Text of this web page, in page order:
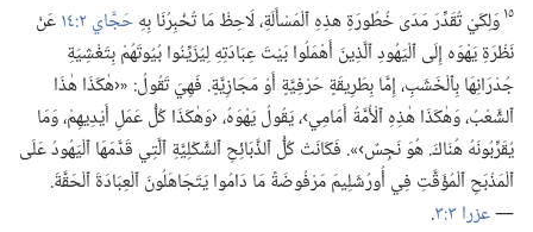
١٥وَلِكَيْ تُقَدِّرَ مَدَى خُطُورَةِ هذِهِ ٱلْمَسْأَلَةِ،‏ لَاحِظْ مَا تُخْبِرُنَا بِهِحَجَّاي ٢:‏١٤
عَنْ
نَظْرَةِ يَهْوَه إِلَى ٱلْيَهُودِ ٱلَّذِينَ أَهْمَلُوا بَيْتَ عِبَادَتِهِ لِيُزَيِّنُوا بُيُوتَهُمْ بِتَغْشِيَةِ
جُدْرَانِهَا بِٱلْخَشَبِ،‏ إِمَّا بِطَرِيقَةٍ حَرْفِيَّةٍ أَوْ مَجَازِيَّةٍ.‏ فَهِيَ تَقُولُ:‏ «‹هٰكَذَا هٰذَا
ٱلشَّعْبُ،‏ وَهٰكَذَا هٰذِهِ ٱلْأُمَّةُ أَمَامِي›،‏ يَقُولُ يَهْوَهُ،‏ ‹وَهٰكَذَا كُلُّ عَمَلِ أَيْدِيهِمْ،‏ وَمَا
يُقَرِّبُونَهُ هُنَاكَ.‏ هُوَ نَجِسٌ›».‏ فَكَانَتْ كُلُّ ٱلذَّبَائِحِ ٱلشَّكْلِيَّةِ ٱلَّتِي قَدَّمَهَا ٱلْيَهُودُ عَلَى
ٱلْمَذْبَحِ ٱلْمُؤَقَّتِ فِي أُورُشَلِيمَ مَرْفُوضَةً مَا دَامُوا يَتَجَاهَلُونَ ٱلْعِبَادَةَ ٱلْحَقَّةَ.‏
—‏عزرا ٣:‏٣
‏.‏